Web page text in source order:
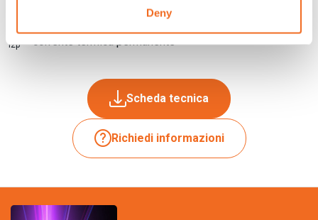
Deny
= Potenza nominale al 50%
I2p= corrente termica permanente
Scheda tecnica
Richiedi informazioni